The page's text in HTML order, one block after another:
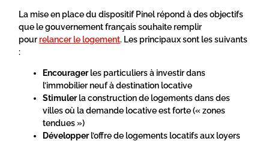
La mise en place du dispositif Pinel répond à des objectifs
que le gouvernement français souhaite remplir
pour relancer le logement. Les principaux sont les suivants
:
Encouragerles particuliers à investir dans
l’immobilier neuf à destination locative
Stimulerla construction de logements dans des
villes où la demande locative est forte (« zones
tendues »)
Développerl’offre de logements locatifs aux loyers